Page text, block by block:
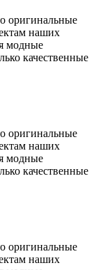
оригинальные
наших
модные
качественные
оригинальные
наших
модные
качественные
оригинальные
наших